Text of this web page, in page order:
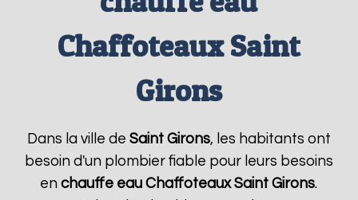
Chaffoteaux Saint
Girons
Dans la ville de Saint Girons, les habitants ont
besoin d'un plombier fiable pour leurs besoins
enchauffe eau Chaffoteaux Saint Girons.